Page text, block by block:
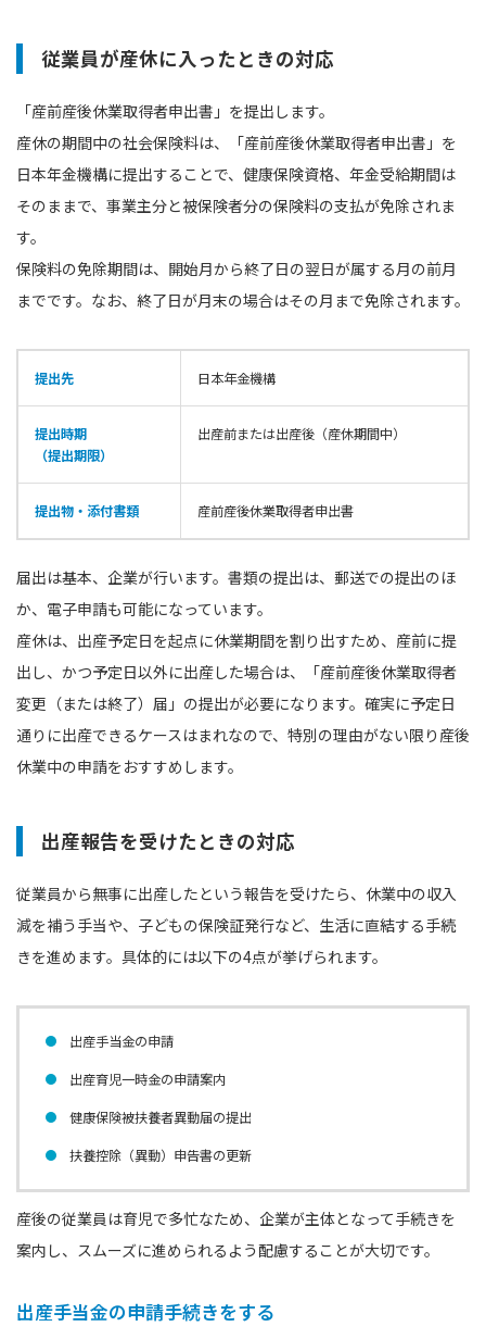
従業員が産休に入ったときの対応
「産前産後休業取得者申出書」を提出します。
産休の期間中の社会保険料は、「産前産後休業取得者申出書」を
日本年金機構に提出することで、健康保険資格、年金受給期間は
そのままで、事業主分と被保険者分の保険料の支払が免除されま
す。
保険料の免除期間は、開始月から終了日の翌日が属する月の前月
までです。なお、終了日が月末の場合はその月まで免除されます。
提出先 日本年金機構
提出時期
（提出期限）
出産前または出産後（産休期間中）
提出物・添付書類 産前産後休業取得者申出書
届出は基本、企業が行います。書類の提出は、郵送での提出のほ
か、電子申請も可能になっています。
産休は、出産予定日を起点に休業期間を割り出すため、産前に提
出し、かつ予定日以外に出産した場合は、「産前産後休業取得者
変更（または終了）届」の提出が必要になります。確実に予定日
通りに出産できるケースはまれなので、特別の理由がない限り産後
休業中の申請をおすすめします。
出産報告を受けたときの対応
従業員から無事に出産したという報告を受けたら、休業中の収入
減を補う手当や、子どもの保険証発行など、生活に直結する手続
きを進めます。具体的には以下の4点が挙げられます。
出産手当金の申請
出産育児一時金の申請案内
健康保険被扶養者異動届の提出
扶養控除（異動）申告書の更新
産後の従業員は育児で多忙なため、企業が主体となって手続きを
案内し、スムーズに進められるよう配慮することが大切です。
出産手当金の申請手続きをする